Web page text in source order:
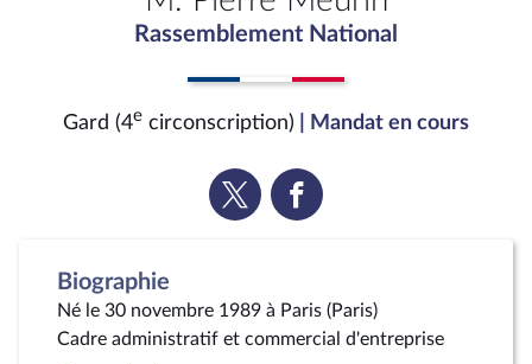
Rassemblement National
Gard (4e circonscription) | Mandat en cours
Voir
la
Voir
la
Biographie
Né le 30 novembre 1989 à Paris (Paris)
Cadre administratif et commercial d'entreprise